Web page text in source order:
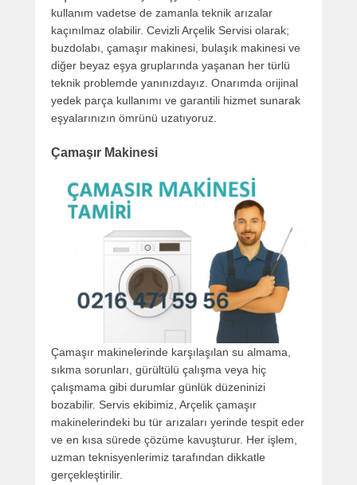
kullanım vadetse de zamanla teknik arızalar
kaçınılmaz olabilir. Cevizli Arçelik Servisi olarak;
buzdolabı, çamaşır makinesi, bulaşık makinesi ve
diğer beyaz eşya gruplarında yaşanan her türlü
teknik problemde yanınızdayız. Onarımda orijinal
yedek parça kullanımı ve garantili hizmet sunarak
eşyalarınızın ömrünü uzatıyoruz.
Çamaşır Makinesi
Çamaşır makinelerinde karşılaşılan su almama,
sıkma sorunları, gürültülü çalışma veya hiç
çalışmama gibi durumlar günlük düzeninizi
bozabilir. Servis ekibimiz, Arçelik çamaşır
makinelerindeki bu tür arızaları yerinde tespit eder
ve en kısa sürede çözüme kavuşturur. Her işlem,
uzman teknisyenlerimiz tarafından dikkatle
gerçekleştirilir.